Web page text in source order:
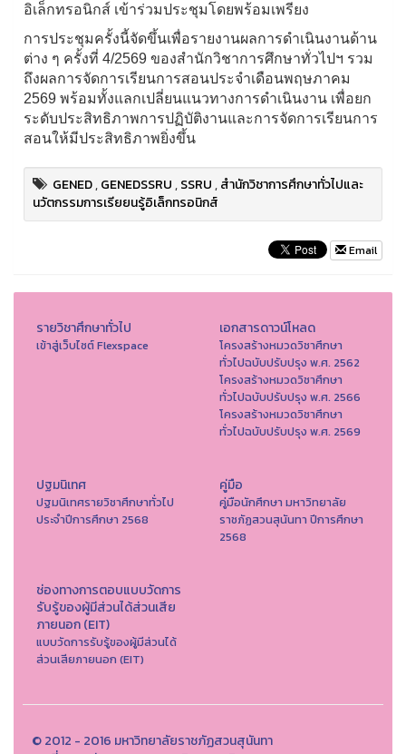
อิเล็กทรอนิกส์ เข้าร่วมประชุมโดยพร้อมเพรียง
การประชุมครั้งนี้จัดขึ้นเพื่อรายงานผลการดำเนินงานด้าน
ต่าง ๆ ครั้งที่ 4/2569 ของสำนักวิชาการศึกษาทั่วไปฯ รวม
ถึงผลการจัดการเรียนการสอนประจำเดือนพฤษภาคม
2569 พร้อมทั้งแลกเปลี่ยนแนวทางการดำเนินงาน เพื่อยก
ระดับประสิทธิภาพการปฏิบัติงานและการจัดการเรียนการ
สอนให้มีประสิทธิภาพยิ่งขึ้น
GENED,GENEDSSRU,SSRU,สำนักวิชาการศึกษาทั่วไปและ
นวัตกรรมการเรียยนรู้อิเล็กทรอนิกส์
Email
รายวิชาศึกษาทั่วไป
เข้าสู่เว็บไซต์ Flexspace
เอกสารดาวน์โหลด
โครงสร้างหมวดวิชาศึกษา
ทั่วไปฉบับปรับปรุง พ.ศ. 2562
โครงสร้างหมวดวิชาศึกษา
ทั่วไปฉบับปรับปรุง พ.ศ. 2566
โครงสร้างหมวดวิชาศึกษา
ทั่วไปฉบับปรับปรุง พ.ศ. 2569
ปฐมนิเทศ
ปฐมนิเทศรายวิชาศึกษาทั่วไป
ประจำปีการศึกษา 2568
คู่มือ
คู่มือนักศึกษา มหาวิทยาลัย
ราชภัฏสวนสุนันทา ปีการศึกษา
2568
ช่องทางการตอบแบบวัดการ
รับรู้ของผู้มีส่วนได้ส่วนเสีย
ภายนอก (EIT)
แบบวัดการรับรู้ของผู้มีส่วนได้
ส่วนเสียภายนอก (EIT)
© 2012 - 2016 มหาวิทยาลัยราชภัฏสวนสุนันทา